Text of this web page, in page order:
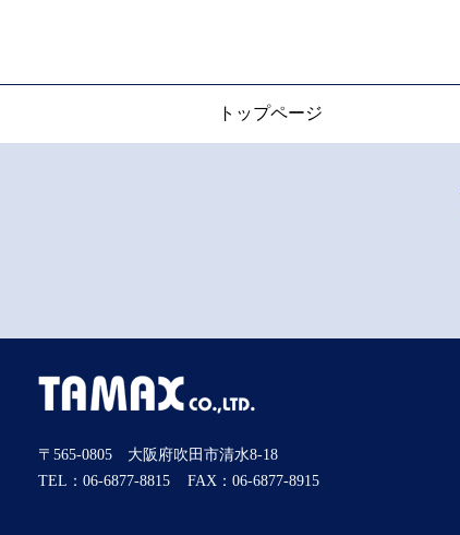
トップページ
〒565-0805 大阪府吹田市清水8-18
TEL：06-6877-8815 FAX：06-6877-8915